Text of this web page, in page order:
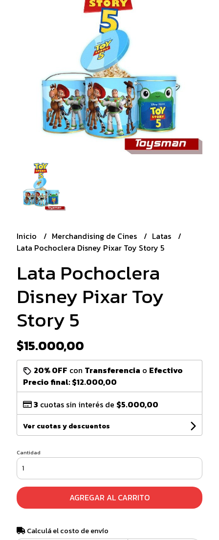
Inicio Merchandising de Cines
Latas
Lata Pochoclera Disney Pixar Toy Story 5
Lata Pochoclera
Disney Pixar Toy
Story 5
$15.000,00
20% OFF con Transferencia o Efectivo
Precio final:$12.000,00
3 cuotas sin interés de $5.000,00
Ver cuotas y descuentos
Cantidad
AGREGAR AL CARRITO
Calculá el costo de envío